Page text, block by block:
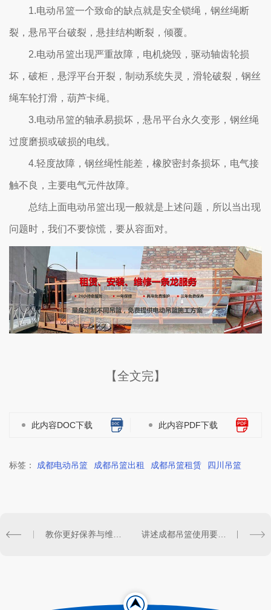
1.电动吊篮一个致命的缺点就是安全锁绳，钢丝绳断
裂，悬吊平台破裂，悬挂结构断裂，倾覆。
2.电动吊篮出现严重故障，电机烧毁，驱动轴齿轮损
坏，破柜，悬浮平台开裂，制动系统失灵，滑轮破裂，钢丝
绳车轮打滑，葫芦卡绳。
3.电动吊篮的轴承易损坏，悬吊平台永久变形，钢丝绳
过度磨损或破损的电线。
4.轻度故障，钢丝绳性能差，橡胶密封条损坏，电气接
触不良，主要电气元件故障。
总结上面电动吊篮出现一般就是上述问题，所以当出现
问题时，我们不要惊慌，要从容面对。
【全文完】
此内容DOC下载 此内容PDF下载
标签： 成都电动吊篮 成都吊篮出租 成都吊篮租赁 四川吊篮
教你更好保养与维护四川吊篮的诀窍？ 讲述成都吊篮使用要注意的要点